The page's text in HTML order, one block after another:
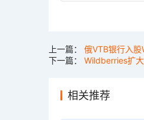
上一篇： 俄VTB银行入
下一篇： Wildberries扩
相关推荐